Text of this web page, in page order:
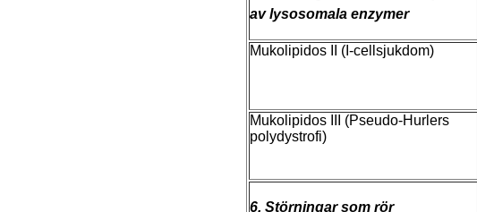
av lysosomala enzymer
Mukolipidos II (I-cellsjukdom)
Mukolipidos III (Pseudo-Hurlers
polydystrofi)
6. Störningar som rör